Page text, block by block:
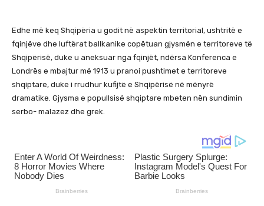
Edhe më keq Shqipëria u godit në aspektin territorial, ushtritë e
fqinjëve dhe luftërat ballkanike copëtuan gjysmën e territoreve të
Shqipërisë, duke u aneksuar nga fqinjët, ndërsa Konferenca e
Londrës e mbajtur më 1913 u pranoi pushtimet e territoreve
shqiptare, duke i rrudhur kufijtë e Shqipërisë në mënyrë
dramatike. Gjysma e popullsisë shqiptare mbeten nën sundimin
serbo- malazez dhe grek.